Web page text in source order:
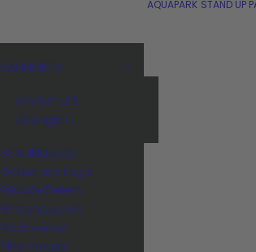
BAHNMIETE
Großer Lift
Übungslift
Schulklassen
Grillen am Lago
Private Feiern
Firmenevents
Hochzeiten
Tiny-House
AQUAPARK STAND UP